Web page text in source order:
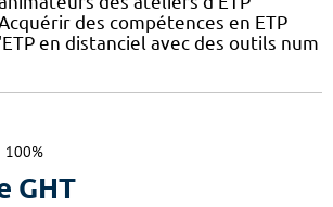
des compétences en ETP
en distanciel avec des outils num
100%
GHT